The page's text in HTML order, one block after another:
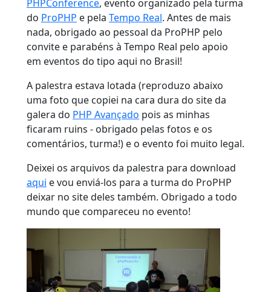
PHPConference, evento organizado pela turma
do ProPHP e pela Tempo Real. Antes de mais
nada, obrigado ao pessoal da ProPHP pelo
convite e parabéns à Tempo Real pelo apoio
em eventos do tipo aqui no Brasil!
A palestra estava lotada (reproduzo abaixo
uma foto que copiei na cara dura do site da
galera do PHP Avançado pois as minhas
ficaram ruins - obrigado pelas fotos e os
comentários, turma!) e o evento foi muito legal.
Deixei os arquivos da palestra para download
aqui e vou enviá-los para a turma do ProPHP
deixar no site deles também. Obrigado a todo
mundo que compareceu no evento!